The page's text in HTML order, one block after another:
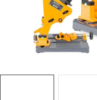
Vianoce
Fotovoltaika